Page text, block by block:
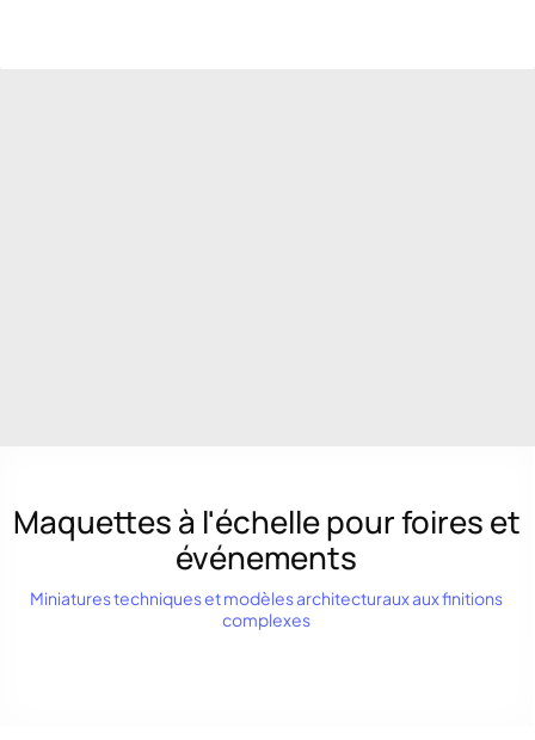
Maquettes à l'échelle pour foires et
événements
Miniatures techniques et modèles architecturaux aux finitions
complexes